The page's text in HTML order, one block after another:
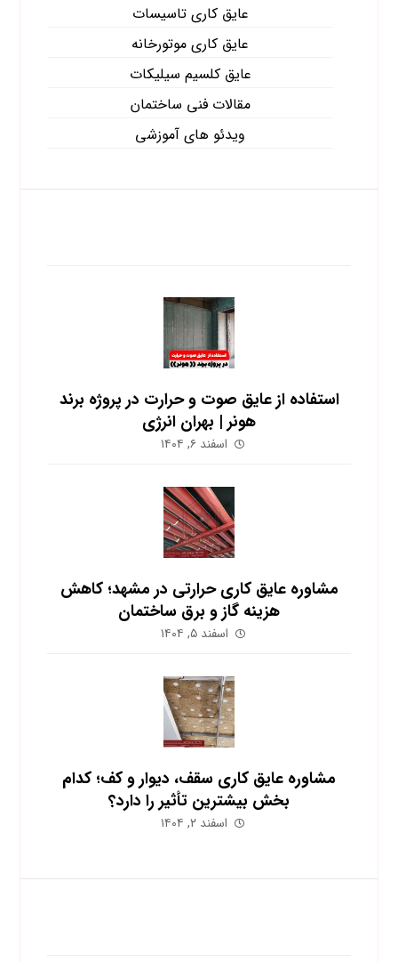
عایق کاری تاسیسات
عایق کاری موتورخانه
عایق کلسیم سیلیکات
مقالات فنی ساختمان
ویدئو های آموزشی
استفاده از عایق صوت و حرارت در پروژه برند
هونر | بهران انرژی
اسفند ۶, ۱۴۰۴
مشاوره عایق کاری حرارتی در مشهد؛ کاهش
هزینه گاز و برق ساختمان
اسفند ۵, ۱۴۰۴
مشاوره عایق کاری سقف، دیوار و کف؛ کدام
بخش بیشترین تأثیر را دارد؟
اسفند ۲, ۱۴۰۴